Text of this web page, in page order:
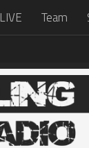
LIVE Team